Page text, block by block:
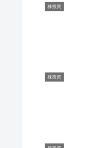
株投資
株投資